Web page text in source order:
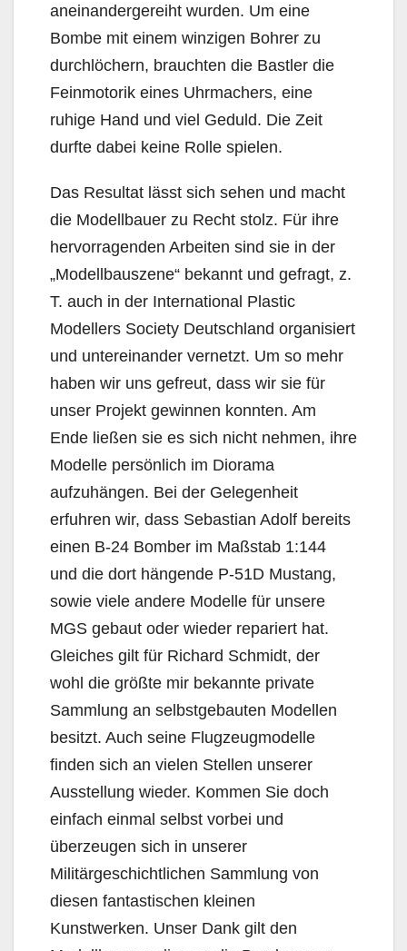
aneinandergereiht wurden. Um eine
Bombe mit einem winzigen Bohrer zu
durchlöchern, brauchten die Bastler die
Feinmotorik eines Uhrmachers, eine
ruhige Hand und viel Geduld. Die Zeit
durfte dabei keine Rolle spielen.
Das Resultat lässt sich sehen und macht
die Modellbauer zu Recht stolz. Für ihre
hervorragenden Arbeiten sind sie in der
„Modellbauszene“ bekannt und gefragt, z.
T. auch in der International Plastic
Modellers Society Deutschland organisiert
und untereinander vernetzt. Um so mehr
haben wir uns gefreut, dass wir sie für
unser Projekt gewinnen konnten. Am
Ende ließen sie es sich nicht nehmen, ihre
Modelle persönlich im Diorama
aufzuhängen. Bei der Gelegenheit
erfuhren wir, dass Sebastian Adolf bereits
einen B-24 Bomber im Maßstab 1:144
und die dort hängende P-51D Mustang,
sowie viele andere Modelle für unsere
MGS gebaut oder wieder repariert hat.
Gleiches gilt für Richard Schmidt, der
wohl die größte mir bekannte private
Sammlung an selbstgebauten Modellen
besitzt. Auch seine Flugzeugmodelle
finden sich an vielen Stellen unserer
Ausstellung wieder. Kommen Sie doch
einfach einmal selbst vorbei und
überzeugen sich in unserer
Militärgeschichtlichen Sammlung von
diesen fantastischen kleinen
Kunstwerken. Unser Dank gilt den